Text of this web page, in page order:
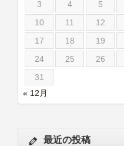
3
4 5
10
11 12
17
18 19
24
25 26
31
« 12月
最近の投稿